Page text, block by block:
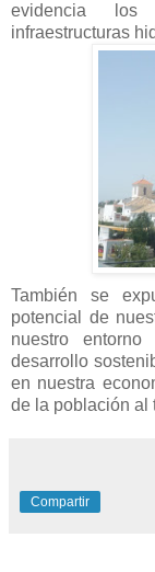
evidencia los
infraestructuras
También se
potencial de
nuestro
desarrollo
en nuestra
de la población al
Compartir